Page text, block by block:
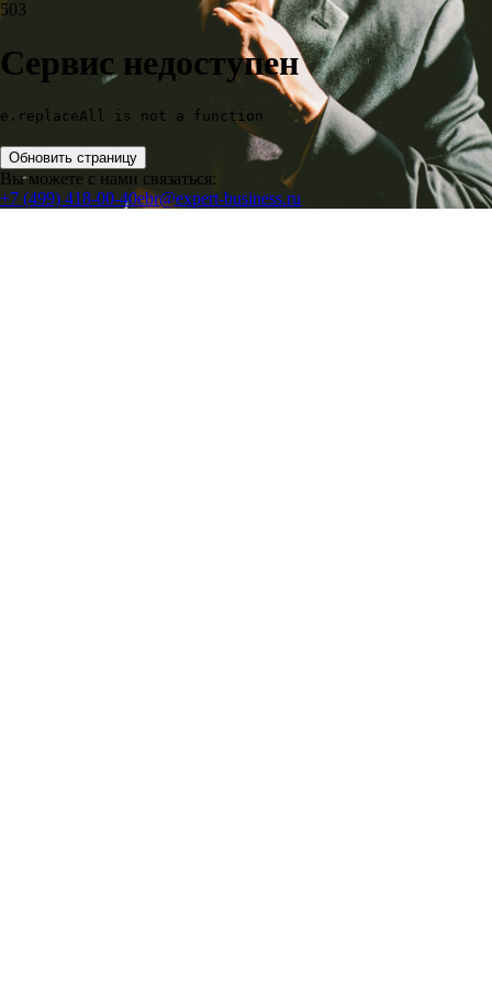
503
Сервис недоступен
e.replaceAll is not a function
Обновить страницу
Вы можете с нами связаться:
+7 (499) 418-00-40ebr@expert-business.ru